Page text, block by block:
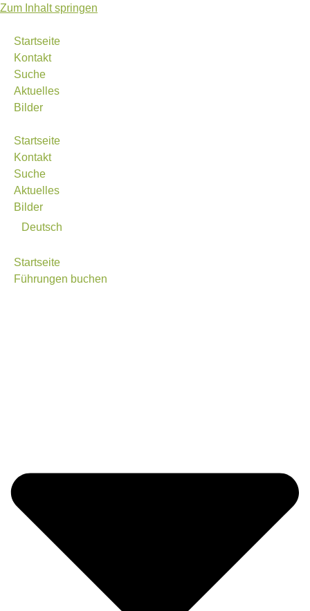
Zum Inhalt springen
Startseite
Kontakt
Suche
Aktuelles
Bilder
Startseite
Kontakt
Suche
Aktuelles
Bilder
Deutsch
Startseite
Führungen buchen